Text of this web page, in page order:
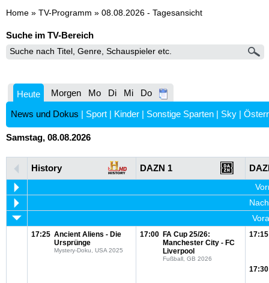
Home » TV-Programm » 08.08.2026 - Tagesansicht
Suche im TV-Bereich
Heute Morgen Mo Di Mi Do
News und Dokus | Sport | Kinder | Sonstige Sparten | Sky |
Samstag, 08.08.2026
History DAZN 1
17:25 Ancient Aliens - Die
Ursprünge
Mystery-Doku, USA 2025
17:00 FA Cup 25/26:
Manchester City - FC
Liverpool
Fußball, GB 2026
17:15
17:30